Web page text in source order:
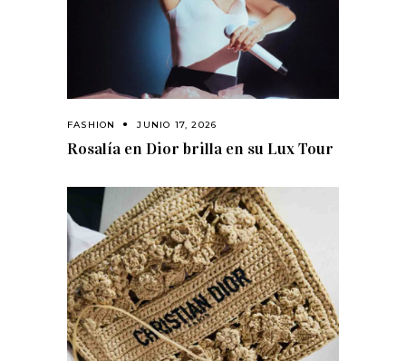
FASHION JUNIO 17, 2026
Rosalía en Dior brilla en su Lux Tour